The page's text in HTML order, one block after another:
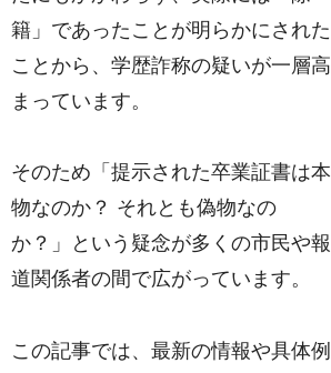
籍」であったことが明らかにされた
ことから、学歴詐称の疑いが一層高
まっています。
そのため「提示された卒業証書は本
物なのか？ それとも偽物なの
か？」という疑念が多くの市民や報
道関係者の間で広がっています。
この記事では、最新の情報や具体例